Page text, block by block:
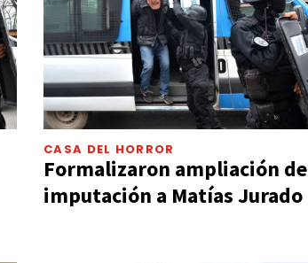
CASA DEL HORROR
Formalizaron ampliación de
imputación a Matías Jurado